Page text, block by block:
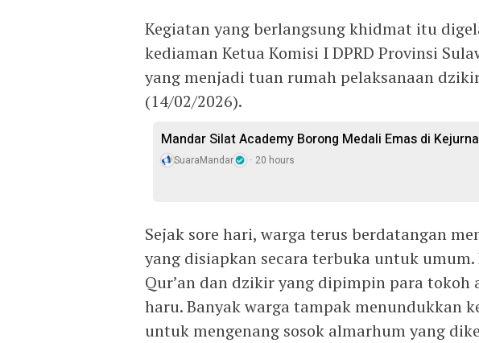
Kegiatan yang berlangsung khidmat itu
kediaman Ketua Komisi I DPRD Provinsi
yang menjadi tuan rumah pelaksanaan
(14/02/2026).
Mandar Silat Academy Borong Medali Emas di
SuaraMandar 20 hours
Sejak sore hari, warga terus berdatangan
yang disiapkan secara terbuka untuk
Qur’an dan dzikir yang dipimpin para tokoh
haru. Banyak warga tampak menundukkan
untuk mengenang sosok almarhum yang